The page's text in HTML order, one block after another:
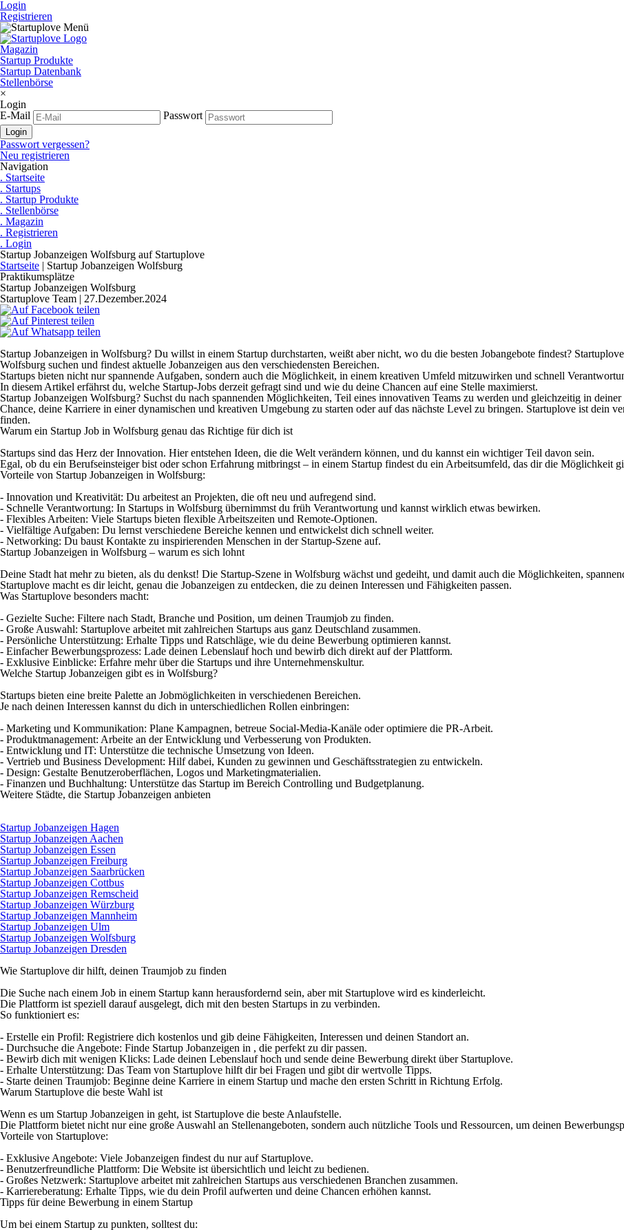
Login
Registrieren
Magazin
Startup Produkte
Startup Datenbank
Stellenbörse
×
Login
E-Mail
Passwort
Passwort vergessen?
Neu registrieren
Navigation
. Startseite
. Startups
. Startup Produkte
. Stellenbörse
. Magazin
. Registrieren
. Login
Startup Jobanzeigen Wolfsburg auf Startuplove
Startseite | Startup Jobanzeigen Wolfsburg
Praktikumsplätze
Startup Jobanzeigen Wolfsburg
Startuplove Team | 27.Dezember.2024
Startup Jobanzeigen in Wolfsburg? Du willst in einem Startup durchstarten, weißt aber nicht, wo du die besten Jobangebote findest?
Wolfsburg suchen und findest aktuelle Jobanzeigen aus den verschiedensten Bereichen.
Startups bieten nicht nur spannende Aufgaben, sondern auch die Möglichkeit, in einem kreativen Umfeld mitzuwirken und schnell
In diesem Artikel erfährst du, welche Startup-Jobs derzeit gefragt sind und wie du deine Chancen auf eine Stelle maximierst.
Startup Jobanzeigen Wolfsburg? Suchst du nach spannenden Möglichkeiten, Teil eines innovativen Teams zu werden und gleichzeitig in
Chance, deine Karriere in einer dynamischen und kreativen Umgebung zu starten oder auf das nächste Level zu bringen. Startuplove ist dein
finden.
Warum ein Startup Job in Wolfsburg genau das Richtige für dich ist
Startups sind das Herz der Innovation. Hier entstehen Ideen, die die Welt verändern können, und du kannst ein wichtiger Teil davon sein.
Egal, ob du ein Berufseinsteiger bist oder schon Erfahrung mitbringst – in einem Startup findest du ein Arbeitsumfeld, das dir die Möglichkeit
Vorteile von Startup Jobanzeigen in Wolfsburg:
- Innovation und Kreativität: Du arbeitest an Projekten, die oft neu und aufregend sind.
- Schnelle Verantwortung: In Startups in Wolfsburg übernimmst du früh Verantwortung und kannst wirklich etwas bewirken.
- Flexibles Arbeiten: Viele Startups bieten flexible Arbeitszeiten und Remote-Optionen.
- Vielfältige Aufgaben: Du lernst verschiedene Bereiche kennen und entwickelst dich schnell weiter.
- Networking: Du baust Kontakte zu inspirierenden Menschen in der Startup-Szene auf.
Startup Jobanzeigen in Wolfsburg – warum es sich lohnt
Deine Stadt hat mehr zu bieten, als du denkst! Die Startup-Szene in Wolfsburg wächst und gedeiht, und damit auch die Möglichkeiten,
Startuplove macht es dir leicht, genau die Jobanzeigen zu entdecken, die zu deinen Interessen und Fähigkeiten passen.
Was Startuplove besonders macht:
- Gezielte Suche: Filtere nach Stadt, Branche und Position, um deinen Traumjob zu finden.
- Große Auswahl: Startuplove arbeitet mit zahlreichen Startups aus ganz Deutschland zusammen.
- Persönliche Unterstützung: Erhalte Tipps und Ratschläge, wie du deine Bewerbung optimieren kannst.
- Einfacher Bewerbungsprozess: Lade deinen Lebenslauf hoch und bewirb dich direkt auf der Plattform.
- Exklusive Einblicke: Erfahre mehr über die Startups und ihre Unternehmenskultur.
Welche Startup Jobanzeigen gibt es in Wolfsburg?
Startups bieten eine breite Palette an Jobmöglichkeiten in verschiedenen Bereichen.
Je nach deinen Interessen kannst du dich in unterschiedlichen Rollen einbringen:
- Marketing und Kommunikation: Plane Kampagnen, betreue Social-Media-Kanäle oder optimiere die PR-Arbeit.
- Produktmanagement: Arbeite an der Entwicklung und Verbesserung von Produkten.
- Entwicklung und IT: Unterstütze die technische Umsetzung von Ideen.
- Vertrieb und Business Development: Hilf dabei, Kunden zu gewinnen und Geschäftsstrategien zu entwickeln.
- Design: Gestalte Benutzeroberflächen, Logos und Marketingmaterialien.
- Finanzen und Buchhaltung: Unterstütze das Startup im Bereich Controlling und Budgetplanung.
Weitere Städte, die Startup Jobanzeigen anbieten
Startup Jobanzeigen Hagen
Startup Jobanzeigen Aachen
Startup Jobanzeigen Essen
Startup Jobanzeigen Freiburg
Startup Jobanzeigen Saarbrücken
Startup Jobanzeigen Cottbus
Startup Jobanzeigen Remscheid
Startup Jobanzeigen Würzburg
Startup Jobanzeigen Mannheim
Startup Jobanzeigen Ulm
Startup Jobanzeigen Wolfsburg
Startup Jobanzeigen Dresden
Wie Startuplove dir hilft, deinen Traumjob zu finden
Die Suche nach einem Job in einem Startup kann herausfordernd sein, aber mit Startuplove wird es kinderleicht.
Die Plattform ist speziell darauf ausgelegt, dich mit den besten Startups in zu verbinden.
So funktioniert es:
- Erstelle ein Profil: Registriere dich kostenlos und gib deine Fähigkeiten, Interessen und deinen Standort an.
- Durchsuche die Angebote: Finde Startup Jobanzeigen in , die perfekt zu dir passen.
- Bewirb dich mit wenigen Klicks: Lade deinen Lebenslauf hoch und sende deine Bewerbung direkt über Startuplove.
- Erhalte Unterstützung: Das Team von Startuplove hilft dir bei Fragen und gibt dir wertvolle Tipps.
- Starte deinen Traumjob: Beginne deine Karriere in einem Startup und mache den ersten Schritt in Richtung Erfolg.
Warum Startuplove die beste Wahl ist
Wenn es um Startup Jobanzeigen in geht, ist Startuplove die beste Anlaufstelle.
Die Plattform bietet nicht nur eine große Auswahl an Stellenangeboten, sondern auch nützliche Tools und Ressourcen, um deinen
Vorteile von Startuplove:
- Exklusive Angebote: Viele Jobanzeigen findest du nur auf Startuplove.
- Benutzerfreundliche Plattform: Die Website ist übersichtlich und leicht zu bedienen.
- Großes Netzwerk: Startuplove arbeitet mit zahlreichen Startups aus verschiedenen Branchen zusammen.
- Karriereberatung: Erhalte Tipps, wie du dein Profil aufwerten und deine Chancen erhöhen kannst.
Tipps für deine Bewerbung in einem Startup
Um bei einem Startup zu punkten, solltest du: